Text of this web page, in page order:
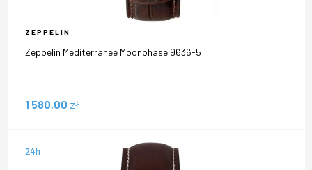
ZEPPELIN
Zeppelin Mediterranee Moonphase 9636-5
1 580,00 zł
24h